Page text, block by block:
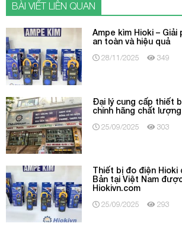
BÀI VIẾT LIÊN QUAN
Ampe kìm Hioki –
an toàn và hiệu quả
28/11/2025 349
Đại lý cung cấp thiết
chính hãng chất
25/09/2025 303
Thiết bị đo điện Hioki
Bản tại Việt Nam
Hiokivn.com
25/09/2025 293